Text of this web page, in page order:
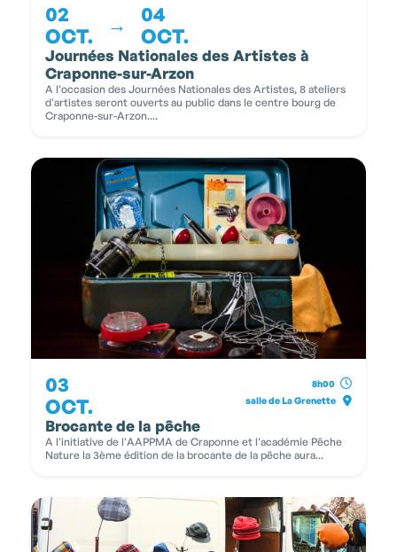
02
OCT.
→
04
OCT.
Journées Nationales des Artistes à
Craponne-sur-Arzon
A l'occasion des Journées Nationales des Artistes, 8 ateliers
d'artistes seront ouverts au public dans le centre bourg de
Craponne-sur-Arzon....
03
OCT.
8h00
salle de La Grenette
Brocante de la pêche
A l'initiative de l'AAPPMA de Craponne et l'académie Pêche
Nature la 3ème édition de la brocante de la pêche aura...